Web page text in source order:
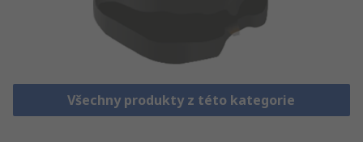
Všechny produkty z této kategorie